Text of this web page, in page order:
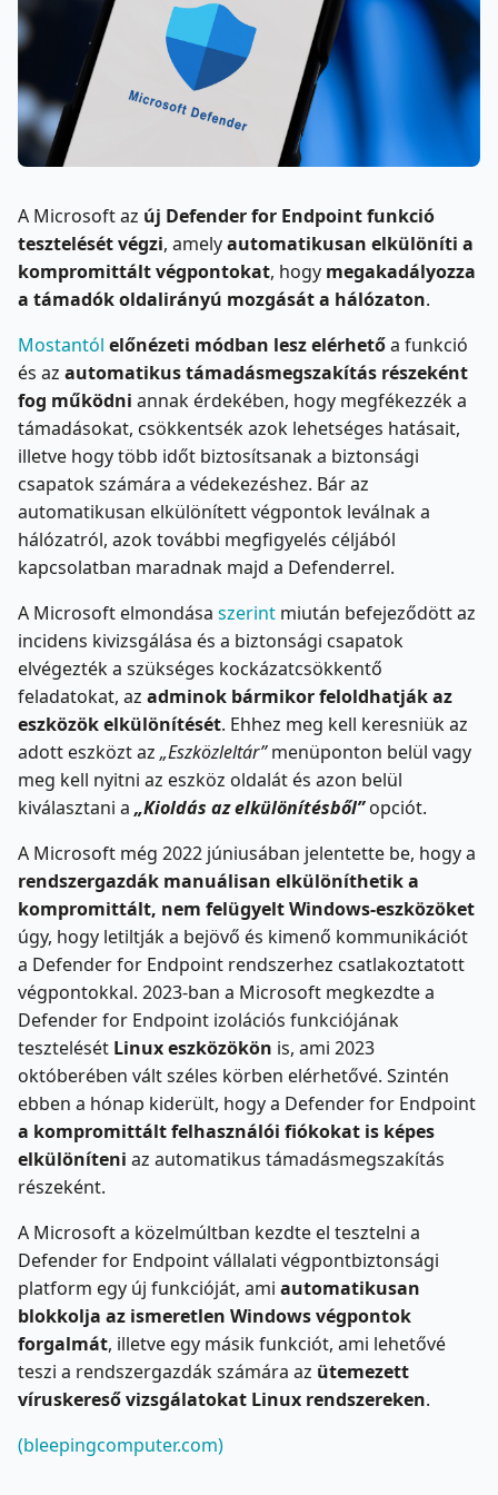
A Microsoft az új Defender for Endpoint funkció
tesztelését végzi, amelyautomatikusan elkülöníti a
kompromittált végpontokat, hogy megakadályozza
a támadók oldalirányú mozgását a hálózaton.
Mostantól előnézeti módban lesz elérhetőa funkció
és az automatikus támadásmegszakítás részeként
fog működni annak érdekében, hogy megfékezzék a
támadásokat, csökkentsék azok lehetséges hatásait,
illetve hogy több időt biztosítsanak a biztonsági
csapatok számára a védekezéshez. Bár az
automatikusan elkülönített végpontok leválnak a
hálózatról, azok további megfigyelés céljából
kapcsolatban maradnak majd a Defenderrel.
A Microsoft elmondása szerint miután befejeződött az
incidens kivizsgálása és a biztonsági csapatok
elvégezték a szükséges kockázatcsökkentő
feladatokat, az adminok bármikor feloldhatják az
eszközök elkülönítését. Ehhez meg kell keresniük az
adott eszközt az „Eszközleltár”menüponton belül vagy
meg kell nyitni az eszköz oldalát és azon belül
kiválasztani a „Kioldás az elkülönítésből”opciót.
A Microsoft még 2022 júniusában jelentette be, hogy a
rendszergazdák manuálisan elkülöníthetik a
kompromittált, nem felügyelt Windows-eszközöket
úgy, hogy letiltják a bejövő és kimenő kommunikációt
a Defender for Endpoint rendszerhez csatlakoztatott
végpontokkal. 2023-ban a Microsoft megkezdte a
Defender for Endpoint izolációs funkciójának
tesztelését Linux eszközökön is, ami 2023
októberében vált széles körben elérhetővé. Szintén
ebben a hónap kiderült, hogy a Defender for Endpoint
a kompromittált felhasználói fiókokat is képes
elkülöníteni az automatikus támadásmegszakítás
részeként.
A Microsoft a közelmúltban kezdte el tesztelni a
Defender for Endpoint vállalati végpontbiztonsági
platform egy új funkcióját, ami automatikusan
blokkolja az ismeretlen Windows végpontok
forgalmát, illetve egy másik funkciót, ami lehetővé
teszi a rendszergazdák számára az ütemezett
víruskereső vizsgálatokat Linux rendszereken.
(bleepingcomputer.com)